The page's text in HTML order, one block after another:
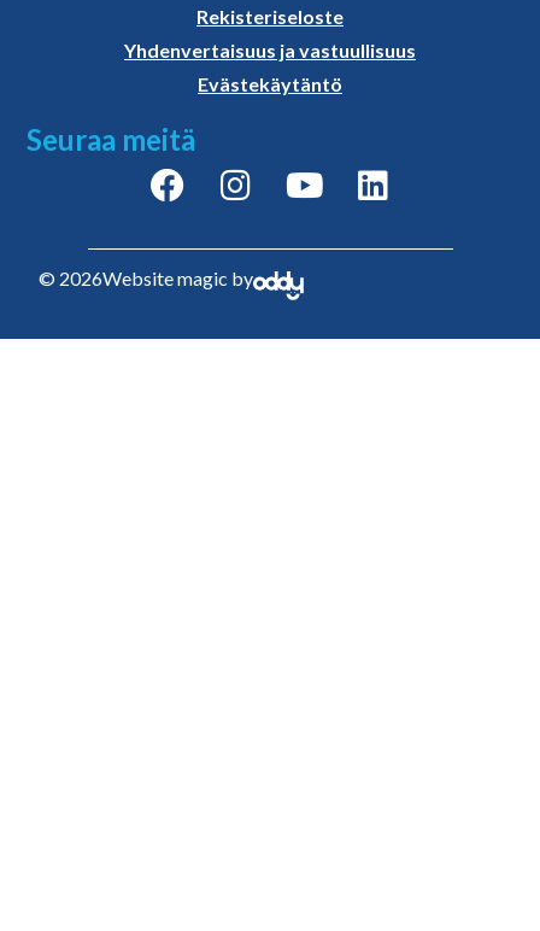
Rekisteriseloste
Yhdenvertaisuus ja vastuullisuus
Evästekäytäntö
Seuraa meitä
© 2026Website magic by